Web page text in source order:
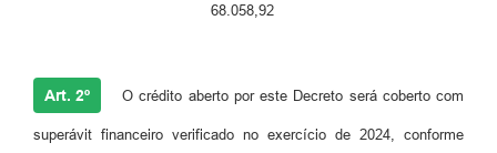
68.058,92
Art. 2º O crédito aberto por este Decreto será coberto com
superávit financeiro verificado no exercício de 2024, conforme